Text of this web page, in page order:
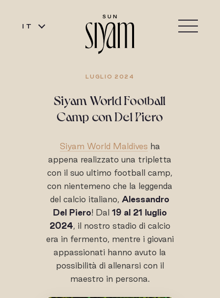
IT
LUGLIO 2024
Siyam World Football
Camp con Del Piero
Siyam World Maldives ha
appena realizzato una tripletta
con il suo ultimo football camp,
con nientemeno che la leggenda
del calcio italiano, Alessandro
Del Piero! Dal 19 al 21 luglio
2024, il nostro stadio di calcio
era in fermento, mentre i giovani
appassionati hanno avuto la
possibilità di allenarsi con il
maestro in persona.